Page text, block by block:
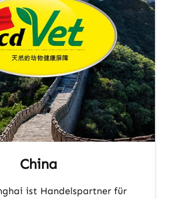
China
ist Handelspartner für